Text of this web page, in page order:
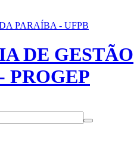
Canais
PARAÍBA - UFPB
DE GESTÃO
PROGEP